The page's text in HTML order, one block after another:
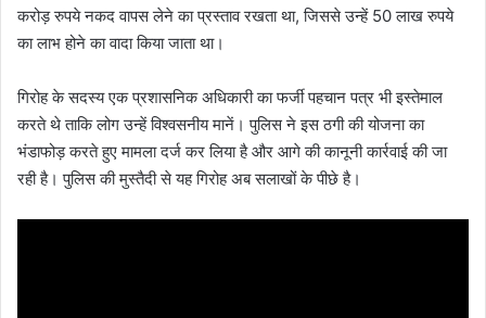
करोड़ रुपये नकद वापस लेने का प्रस्ताव रखता था, जिससे उन्हें 50 लाख रुपये
का लाभ होने का वादा किया जाता था।
गिरोह के सदस्य एक प्रशासनिक अधिकारी का फर्जी पहचान पत्र भी इस्तेमाल
करते थे ताकि लोग उन्हें विश्वसनीय मानें। पुलिस ने इस ठगी की योजना का
भंडाफोड़ करते हुए मामला दर्ज कर लिया है और आगे की कानूनी कार्रवाई की जा
रही है। पुलिस की मुस्तैदी से यह गिरोह अब सलाखों के पीछे है।